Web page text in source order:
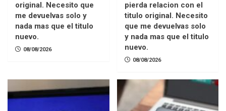
original. Necesito que
me devuelvas solo y
nada mas que el titulo
nuevo.
08/08/2026
pierda relacion con el
titulo original. Necesito
que me devuelvas solo
y nada mas que el titulo
nuevo.
08/08/2026